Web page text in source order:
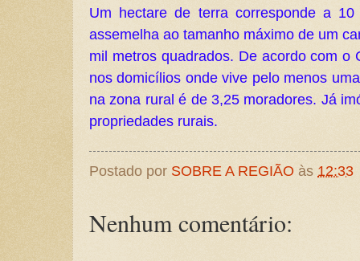
Um hectare de terra corresponde a
assemelha ao tamanho máximo de um
mil metros quadrados. De acordo com o
nos domicílios onde vive pelo menos
na zona rural é de 3,25 moradores. Já
propriedades rurais.
Postado por SOBRE A REGIÃO às 12:33
Nenhum comentário: